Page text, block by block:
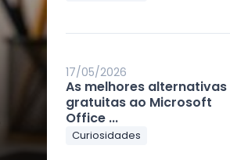
17/05/2026
As melhores alternativas
gratuitas ao Microsoft
Office ...
Curiosidades